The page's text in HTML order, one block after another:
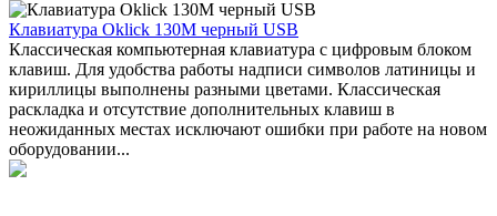
Клавиатура Oklick 130M черный USB
Классическая компьютерная клавиатура с цифровым блоком
клавиш. Для удобства работы надписи символов латиницы и
кириллицы выполнены разными цветами. Классическая
раскладка и отсутствие дополнительных клавиш в
неожиданных местах исключают ошибки при работе на новом
оборудовании...